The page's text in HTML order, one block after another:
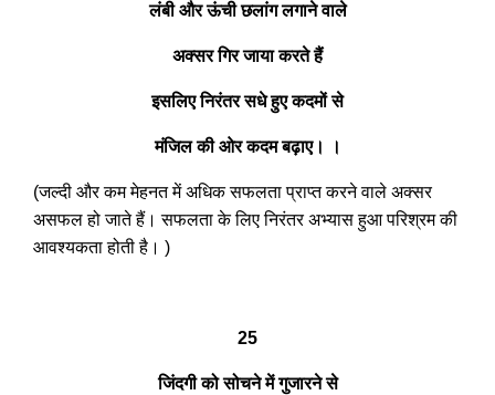
लंबी और ऊंची छलांग लगाने वाले
अक्सर गिर जाया करते हैं
इसलिए निरंतर सधे हुए कदमों से
मंजिल की ओर कदम बढ़ाए। ।
(जल्दी और कम मेहनत में अधिक सफलता प्राप्त करने वाले अक्सर
असफल हो जाते हैं। सफलता के लिए निरंतर अभ्यास हुआ परिश्रम की
आवश्यकता होती है। )
25
जिंदगी को सोचने में गुजारने से